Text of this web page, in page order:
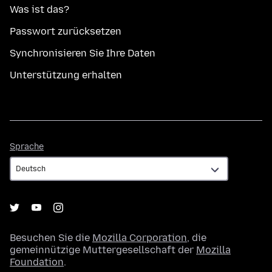
Was ist das?
Passwort zurücksetzen
Synchronisieren Sie Ihre Daten
Unterstützung erhalten
Sprache
Besuchen Sie die Mozilla Corporation, die
gemeinnützige Muttergesellschaft der Mozilla
Foundation.